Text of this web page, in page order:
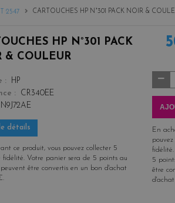
2547 CARTOUCHES HP N°301 PACK NOIR &
HP N°301 PACK
& COULEUR
HP
CR340EE
N9J72AE
détails
ce produit, vous pouvez collecter 5
fidélité. Votre panier sera de 5 points au
être convertis en un bon d'achat
.
En
fidélité
5
être